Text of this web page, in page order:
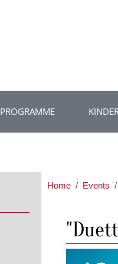
PROGRAMME
Home Events